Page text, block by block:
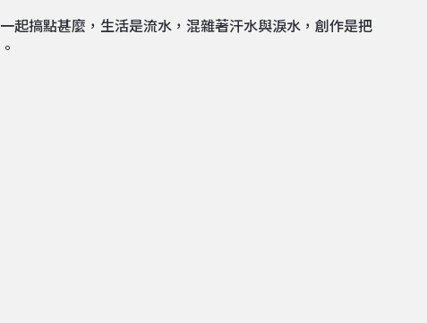
起搞點甚麼，生活是流水，混雜著汗水與淚水，創作是把